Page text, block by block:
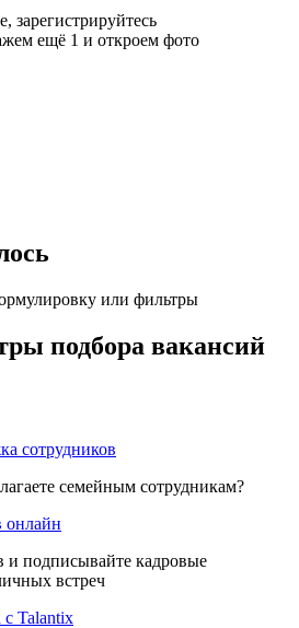
зарегистрируйтесь
ещё 1 и откроем фото
или фильтры
подбора вакансий
сотрудников
семейным сотрудникам?
онлайн
и подписывайте кадровые
встреч
с Talantix